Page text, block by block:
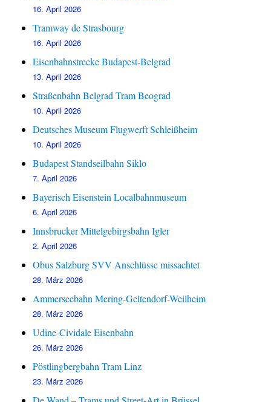
16. April 2026
Tramway de Strasbourg
16. April 2026
Eisenbahnstrecke Budapest-Belgrad
13. April 2026
Straßenbahn Belgrad Tram Beograd
10. April 2026
Deutsches Museum Flugwerft Schleißheim
10. April 2026
Budapest Standseilbahn Siklo
7. April 2026
Bayerisch Eisenstein Localbahnmuseum
6. April 2026
Innsbrucker Mittelgebirgsbahn Igler
2. April 2026
Obus Salzburg SVV Anschlüsse missachtet
28. März 2026
Ammerseebahn Mering-Geltendorf-Weilheim
28. März 2026
Udine-Cividale Eisenbahn
26. März 2026
Pöstlingbergbahn Tram Linz
23. März 2026